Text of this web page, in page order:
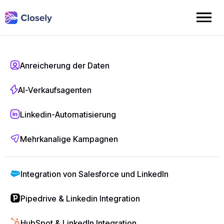
Anreicherung der Daten
AI-Verkaufsagenten
Linkedin-Automatisierung
Mehrkanalige Kampagnen
Integration von Salesforce und LinkedIn
Pipedrive & Linkedin Integration
Wie man Leads aus
LinkedIn Posts
exportiert und
qualifiziert